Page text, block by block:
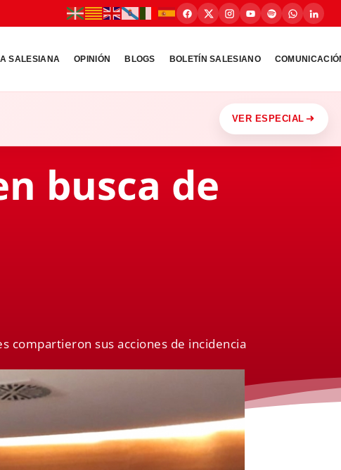
SALESIANA OPINIÓN BLOGS BOLETÍN SALESIANO
VER ESPECIAL
busca de
compartieron sus acciones de incidencia